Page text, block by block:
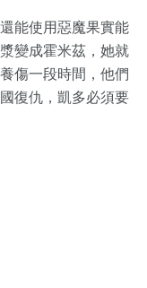
能使用惡魔果實能
變成霍米茲，她就
傷一段時間，他們
復仇，凱多必須要